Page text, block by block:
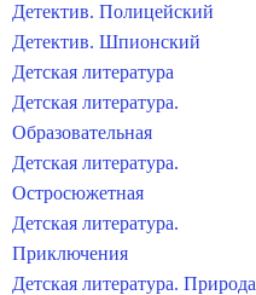
Детектив. Полицейский
Детектив. Шпионский
Детская литература
Детская литература.
Образовательная
Детская литература.
Остросюжетная
Детская литература.
Приключения
Детская литература. Природа